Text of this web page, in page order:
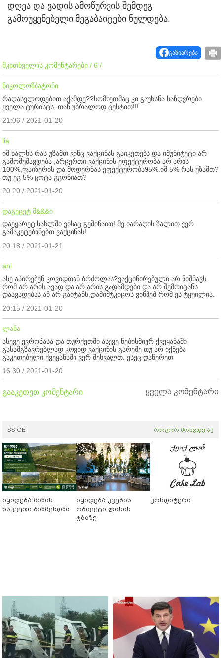
დღეა და ვადის ამოწურვის შემდეგ
გამოუყენებელი მეგაბაიტები ნულდება.
გაზიარება
მკითხველის კომენტარები / 6 /
ნიკოლოზბატონი
რაღასელოდებით აქამდე??სომხეთმაც კი გაუხსნა საზღვრები
ყველა ტურისტს, თან უბრალოდ ტესტით!!!
21:06 / 2021-01-20
lia
იმ ხალხს რას უზამთ ვინც ვაქცინას გაიკეთებს და იმუნიტეტი არ
გამომუშავდება ,არცერთი ვაქცინის ეფექტურობა არ არის
100%,ფაიზერის და მოდერნას ეფექტურობა95%.იმ 5% რას უზამთ?
თუ ეგ 5% ცოტა გგონიათ?
20:20 / 2021-01-20
დაგეცეტ მ&&&ი
დაეყარეტ სახლში ვისაც გეშინაით! მე იარაღის ზალით ვერ
გამაკეტებინებთ ვაქცინას!
20:18 / 2021-01-21
ani
ასე აპირებენ კოვიდთან ბრძოლას?ვაქცინირებული არ ნიშნავს
რომ არ არის ავად და არ არის გადამდები და არ შემოიტანს
დაავადებას ან არ გაიტანს,დამიმტკიცოს ვინმემ რომ ეს ტყუილია.
20:15 / 2021-01-20
ლანა
ასევე ევროპასა და თურქეთში ასევე ნებისმიერ ქვეყანაში
გასამგზავრებლად კოვიდ ვაქცინის გარეშე თუ არ იქნება
გაკეთებული ქვეყანაში ვერ შეხვალთ. ესეც დაწერეთ
16:30 / 2021-01-20
გააკეთეთ კომენტარი ყველა კომენტარი
SS.GE როგორ მოხვდე აქ
იყიდება მიწის
ნაკვეთი ბიწმენდში
იყიდება კვების
ობიექტი ლისის
ტბაზე
კონდიტერი